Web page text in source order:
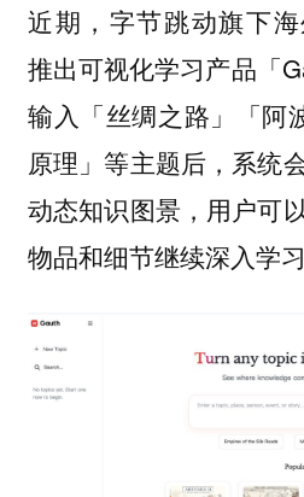
近期，字节跳动旗下
推出可视化学习产品「
输入「丝绸之路」「阿
原理」等主题后，系统
动态知识图景，用户可
物品和细节继续深入学习